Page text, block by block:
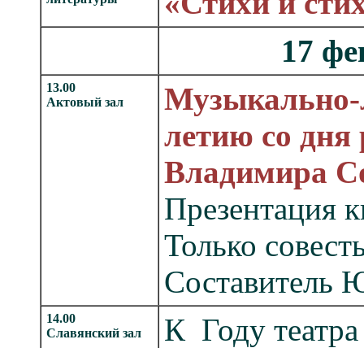
17
13.00
Актовый зал
Музыкально-
летию со дня
Владимира
Презентация
Только
Составитель
14.00
Славянский зал
К Году театра